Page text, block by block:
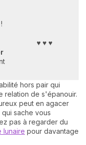
♥ ♥ ♥
hors pair qui
relation de s'épanouir.
peut en agacer
sache vous
pas à regarder du
lunaire pour davantage